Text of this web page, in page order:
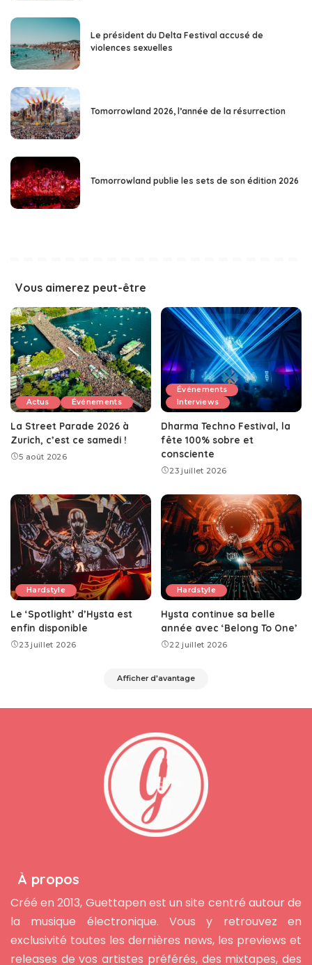
Le président du Delta Festival accusé de
violences sexuelles
Tomorrowland 2026, l’année de la résurrection
Tomorrowland publie les sets de son édition 2026
Vous aimerez peut-être
Actus Événements
La Street Parade 2026 à
Zurich, c’est ce samedi !
5 août 2026
Événements
Interviews
Dharma Techno Festival, la
fête 100% sobre et
consciente
23 juillet 2026
Hardstyle
Le ‘Spotlight’ d’Hysta est
enfin disponible
23 juillet 2026
Hardstyle
Hysta continue sa belle
année avec ‘Belong To One’
22 juillet 2026
Afficher d'avantage
À propos
Créé en 2013, Guettapen est un site centré autour de
la musique électronique. Vous y retrouvez en
exclusivité toutes les dernières news, les previews et
releases de vos artistes préférés, des mixtapes, des